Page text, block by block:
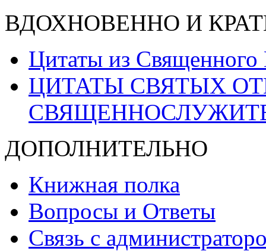
ВДОХНОВЕННО И
Цитаты из Священного
ЦИТАТЫ СВЯТЫХ
ДОПОЛНИТЕЛЬНО
Книжная полка
Вопросы и Ответы
Связь с